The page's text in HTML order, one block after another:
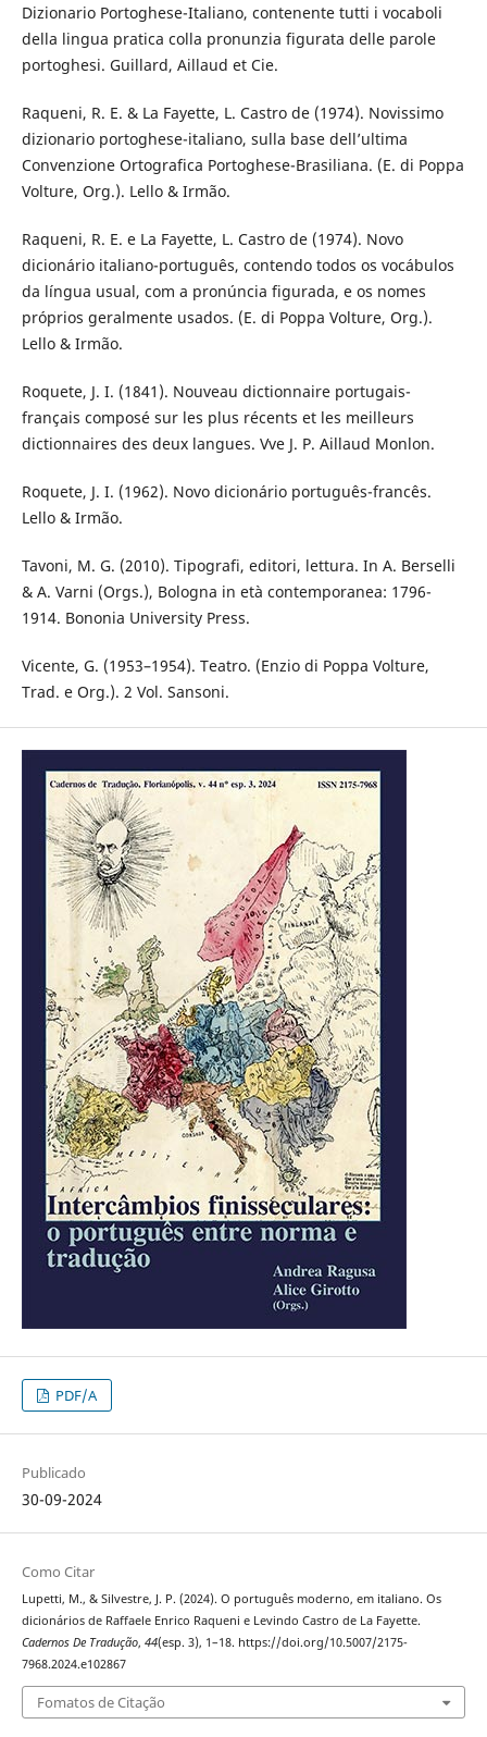
Dizionario Portoghese-Italiano, contenente tutti i vocaboli
della lingua pratica colla pronunzia figurata delle parole
portoghesi. Guillard, Aillaud et Cie.
Raqueni, R. E. & La Fayette, L. Castro de (1974). Novissimo
dizionario portoghese-italiano, sulla base dell’ultima
Convenzione Ortografica Portoghese-Brasiliana. (E. di Poppa
Volture, Org.). Lello & Irmão.
Raqueni, R. E. e La Fayette, L. Castro de (1974). Novo
dicionário italiano-português, contendo todos os vocábulos
da língua usual, com a pronúncia figurada, e os nomes
próprios geralmente usados. (E. di Poppa Volture, Org.).
Lello & Irmão.
Roquete, J. I. (1841). Nouveau dictionnaire portugais-
français composé sur les plus récents et les meilleurs
dictionnaires des deux langues. Vve J. P. Aillaud Monlon.
Roquete, J. I. (1962). Novo dicionário português-francês.
Lello & Irmão.
Tavoni, M. G. (2010). Tipografi, editori, lettura. In A. Berselli
& A. Varni (Orgs.), Bologna in età contemporanea: 1796-
1914. Bononia University Press.
Vicente, G. (1953–1954). Teatro. (Enzio di Poppa Volture,
Trad. e Org.). 2 Vol. Sansoni.
PDF/A
Publicado
30-09-2024
Como Citar
Lupetti, M., & Silvestre, J. P. (2024). O português moderno, em italiano. Os
dicionários de Raffaele Enrico Raqueni e Levindo Castro de La Fayette.
Cadernos De Tradução, 44(esp. 3), 1–18. https://doi.org/10.5007/2175-
7968.2024.e102867
Fomatos de Citação